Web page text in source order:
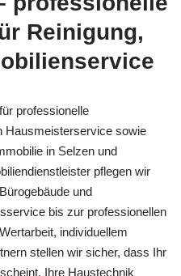
Reinigung,
professionelle
Hausmeisterservice sowie
in Selzen und
pflegen wir
und
bis zur professionellen
individuellem
stellen wir sicher, dass Ihr
Ihre Haustechnik